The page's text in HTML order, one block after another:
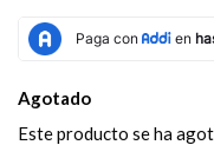
Agotado
Este producto se ha